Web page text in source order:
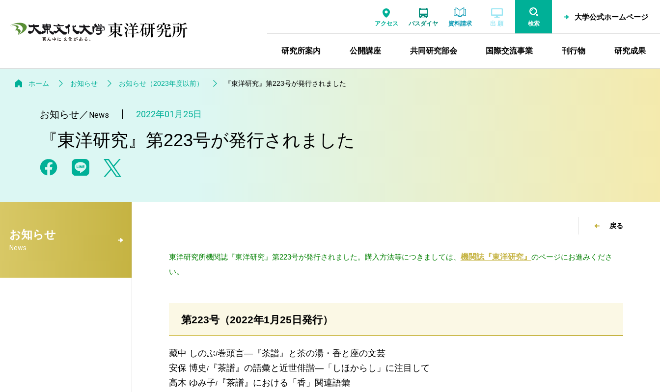
アクセス バスダイヤ 資料請求 出 願 検索
大学公式ホームページ
研究所案内 公開講座 共同研究部会 国際交流事業 刊行物 研究成果
ホーム お知らせ お知らせ（2023年度以前） 『東洋研究』第223号が発行されました
お知らせ／ News 2022年01月25日
『東洋研究』第223号が発行されました
お知らせ
News
戻る
東洋研究所機関誌『東洋研究』第223号が発行されました。購入方法等につきましては、 機関誌『東洋研究』 のページにお進みくださ
い。
第223号（2022年1月25日発行）
藏中 しのぶ/巻頭言―『茶譜』と茶の湯・香と座の文芸
安保 博史/『茶譜』の語彙と近世俳諧―「しほからし」に注目して
高木 ゆみ子/『茶譜』における「香」関連語彙